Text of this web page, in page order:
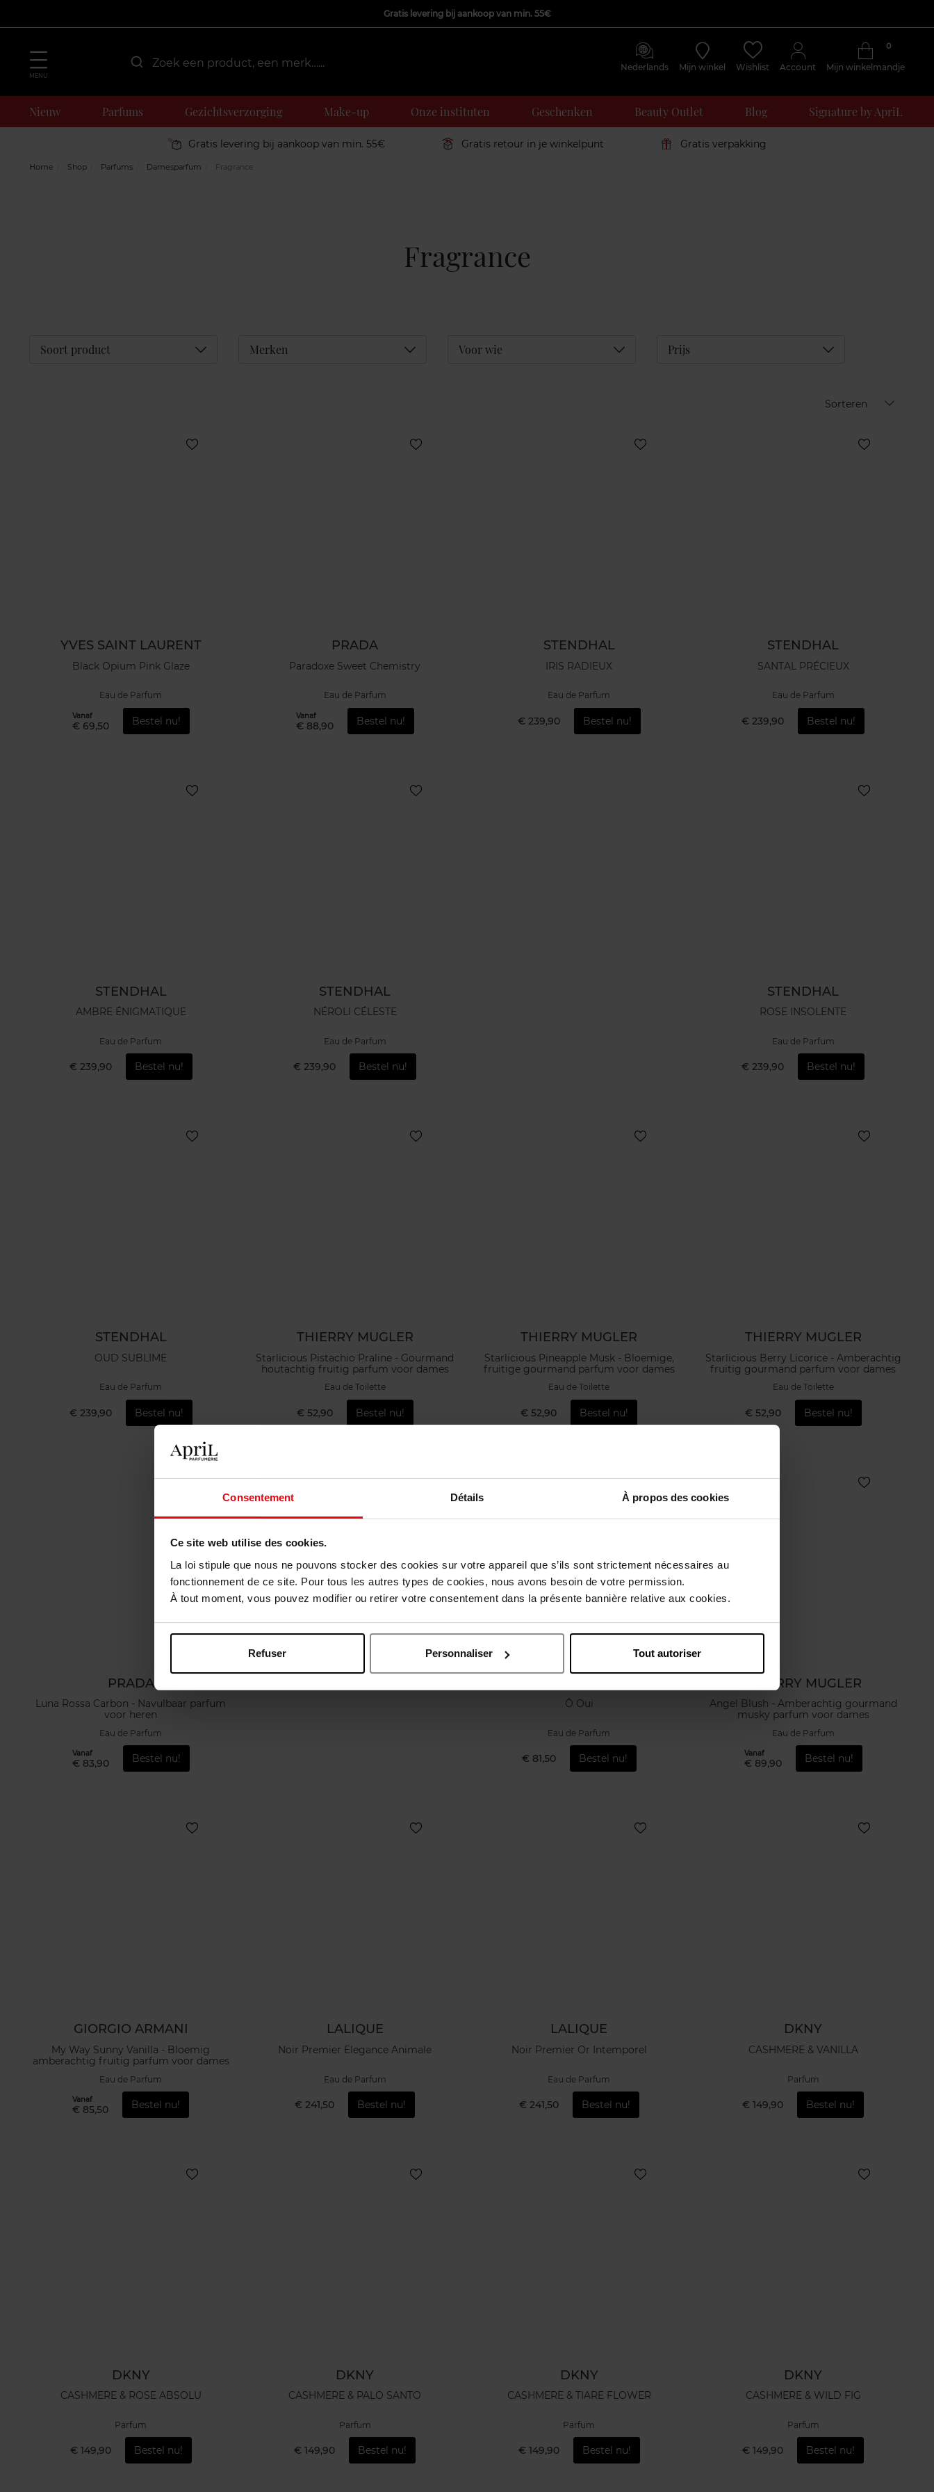
Consentement Détails À propos des cookies
Ce site web utilise des cookies.
La loi stipule que nous ne pouvons stocker des cookies sur votre appareil que s’ils sont strictement nécessaires au
fonctionnement de ce site. Pour tous les autres types de cookies, nous avons besoin de votre permission.
À tout moment, vous pouvez modifier ou retirer votre consentement dans la présente bannière relative aux cookies.
Refuser Personnaliser Tout autoriser
Gratis levering bij aankoop van min. 55€
MENU
Nederlands Mijn winkel Wishlist Account Mijn winkelmandje
0
Nieuw Parfums Gezichtsverzorging Make-up Onze instituten Geschenken Beauty Outlet Blog Signature by ApriL
Gratis levering bij aankoop van min. 55€ Gratis retour in je winkelpunt Gratis verpakking
Home Shop Parfums Damesparfum Fragrance
Fragrance
Soort product Déplier Merken Déplier Voor wie Déplier Prijs Déplier
Sorteren
YVES SAINT LAURENT
Black Opium Pink Glaze
Eau de Parfum
Vanaf
€ 69,50 Bestel nu!
PRADA
Paradoxe Sweet Chemistry
Eau de Parfum
Vanaf
€ 88,90 Bestel nu!
STENDHAL
IRIS RADIEUX
Eau de Parfum
€ 239,90 Bestel nu!
STENDHAL
SANTAL PRÉCIEUX
Eau de Parfum
€ 239,90 Bestel nu!
STENDHAL
AMBRE ÉNIGMATIQUE
Eau de Parfum
€ 239,90 Bestel nu!
STENDHAL
NÉROLI CÉLESTE
Eau de Parfum
€ 239,90 Bestel nu!
STENDHAL
ROSE INSOLENTE
Eau de Parfum
€ 239,90 Bestel nu!
STENDHAL
OUD SUBLIME
Eau de Parfum
€ 239,90 Bestel nu!
THIERRY MUGLER
Starlicious Pistachio Praline - Gourmand
houtachtig fruitig parfum voor dames
Eau de Toilette
€ 52,90 Bestel nu!
THIERRY MUGLER
Starlicious Pineapple Musk - Bloemige,
fruitige gourmand parfum voor dames
Eau de Toilette
€ 52,90 Bestel nu!
THIERRY MUGLER
Starlicious Berry Licorice - Amberachtig
fruitig gourmand parfum voor dames
Eau de Toilette
€ 52,90 Bestel nu!
PRADA
Luna Rossa Carbon - Navulbaar parfum
voor heren
Eau de Parfum
Vanaf
€ 83,90 Bestel nu!
Ô Oui
Eau de Parfum
€ 81,50 Bestel nu!
THIERRY MUGLER
Angel Blush - Amberachtig gourmand
musky parfum voor dames
Eau de Parfum
Vanaf
€ 89,90 Bestel nu!
GIORGIO ARMANI
My Way Sunny Vanilla - Bloemig
amberachtig fruitig parfum voor dames
Eau de Parfum
Vanaf
€ 85,50 Bestel nu!
LALIQUE
Noir Premier Elegance Animale
Eau de Parfum
€ 241,50 Bestel nu!
LALIQUE
Noir Premier Or Intemporel
Eau de Parfum
€ 241,50 Bestel nu!
DKNY
CASHMERE & VANILLA
Parfum
€ 149,90 Bestel nu!
DKNY
CASHMERE & ROSE ABSOLU
Parfum
€ 149,90 Bestel nu!
DKNY
CASHMERE & PALO SANTO
Parfum
€ 149,90 Bestel nu!
DKNY
CASHMERE & TIARE FLOWER
Parfum
€ 149,90 Bestel nu!
DKNY
CASHMERE & WILD FIG
Parfum
€ 149,90 Bestel nu!